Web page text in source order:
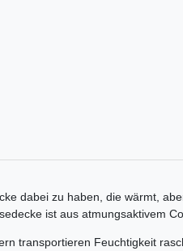
dabei zu haben, die wärmt,
ist aus atmungsaktivem
transportieren Feuchtigkeit